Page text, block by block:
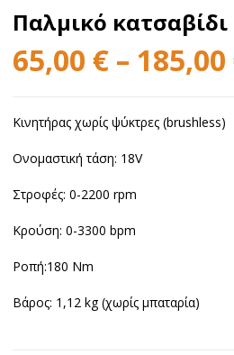
Παλμικό κατσαβίδι
65,00 € – 185,00
Κινητήρας χωρίς ψύκτρες (brushless)
Ονομαστική τάση: 18V
Στροφές: 0-2200 rpm
Κρούση: 0-3300 bpm
Ροπή:180 Nm
Βάρος: 1,12 kg (χωρίς μπαταρία)